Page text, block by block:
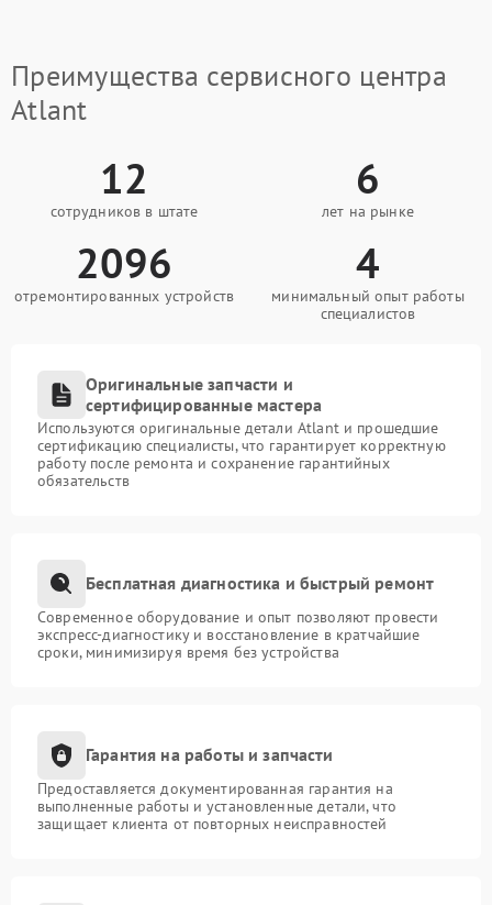
Преимущества сервисного центра
Atlant
12
сотрудников в штате
6
лет на рынке
2096
отремонтированных устройств
4
минимальный опыт работы
специалистов
Оригинальные запчасти и
сертифицированные мастера
Используются оригинальные детали Atlant и прошедшие
сертификацию специалисты, что гарантирует корректную
работу после ремонта и сохранение гарантийных
обязательств
Бесплатная диагностика и быстрый ремонт
Современное оборудование и опыт позволяют провести
экспресс-диагностику и восстановление в кратчайшие
сроки, минимизируя время без устройства
Гарантия на работы и запчасти
Предоставляется документированная гарантия на
выполненные работы и установленные детали, что
защищает клиента от повторных неисправностей